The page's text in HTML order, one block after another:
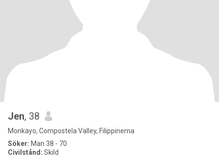
Jen, 38
Monkayo, Compostela Valley, Filippinerna
Söker: Man 38 - 70
Civilstånd: Skild